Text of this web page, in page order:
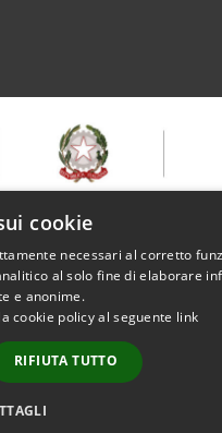
- Intervento 1.2.2.2
- CUP:
Copyright © 2026 • Comune di
cookie
necessari al corretto
al solo fine di elaborare
e anonime.
cookie policy al seguente link
RIFIUTA TUTTO